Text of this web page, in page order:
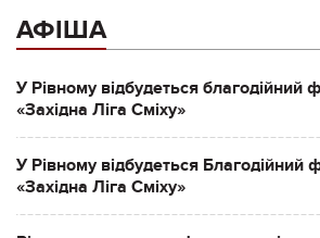
АФІША
У Рівному відбудеться благодійний
«Західна Ліга Сміху»
У Рівному відбудеться Благодійний
«Західна Ліга Сміху»